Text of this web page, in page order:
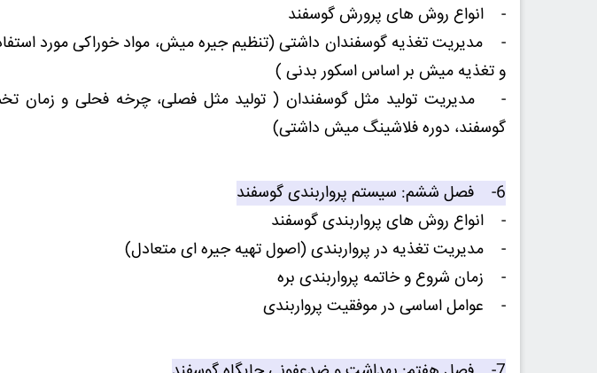
- انواع روش های پرورش گوسفند
- مدیریت تغذیه گوسفندان داشتی (تنظیم جیره میش، مواد خوراکی مورد
و تغذیه میش بر اساس اسکور بدنی )
- مدیریت تولید مثل گوسفندان ( تولید مثل فصلی، چرخه فحلی و زمان
گوسفند، دوره فلاشینگ میش داشتی)
6- فصل ششم: سیستم پرواربندی گوسفند
- انواع روش های پرواربندی گوسفند
- مدیریت تغذیه در پرواربندی (اصول تهیه جیره ای متعادل)
- زمان شروع و خاتمه پرواربندی بره
- عوامل اساسی در موفقیت پرواربندی